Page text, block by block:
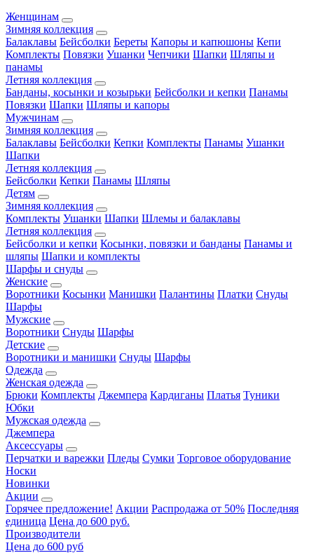
Женщинам
Зимняя коллекция
Балаклавы Бейсболки Береты Капоры и капюшоны Кепи
Комплекты Повязки Ушанки Чепчики Шапки Шляпы и
панамы
Летняя коллекция
Банданы, косынки и козырьки Бейсболки и кепки Панамы
Повязки Шапки Шляпы и капоры
Мужчинам
Зимняя коллекция
Балаклавы Бейсболки Кепки Комплекты Панамы Ушанки
Шапки
Летняя коллекция
Бейсболки Кепки Панамы Шляпы
Детям
Зимняя коллекция
Комплекты Ушанки Шапки Шлемы и балаклавы
Летняя коллекция
Бейсболки и кепки Косынки, повязки и банданы Панамы и
шляпы Шапки и комплекты
Шарфы и снуды
Женские
Воротники Косынки Манишки Палантины Платки Снуды
Шарфы
Мужские
Воротники Снуды Шарфы
Детские
Воротники и манишки Снуды Шарфы
Одежда
Женская одежда
Брюки Комплекты Джемпера Кардиганы Платья Туники
Юбки
Мужская одежда
Джемпера
Аксессуары
Перчатки и варежки Пледы Сумки Торговое оборудование
Носки
Новинки
Акции
Горячее предложение! Акции Распродажа от 50% Последняя
единица Цена до 600 руб.
Производители
Цена до 600 руб